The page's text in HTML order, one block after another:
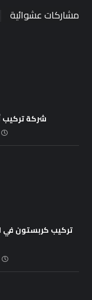
مشاركات عشوائية
شركة تركيب
تركيب كربستون في